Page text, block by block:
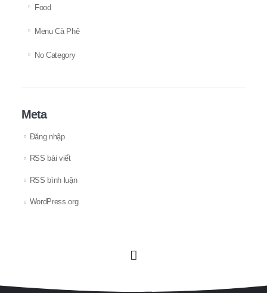
Food
Menu Cà Phê
No Category
Meta
Đăng nhập
RSS bài viết
RSS bình luận
WordPress.org